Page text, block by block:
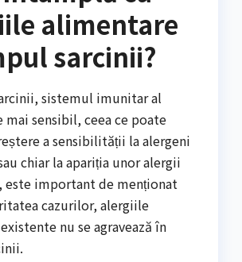
alimentare
sarcinii?
sistemul imunitar al
mai sensibil, ceea ce poate
a sensibilității la alergeni
chiar la apariția unor alergii
este important de menționat
cazurilor, alergiile
nu se agravează în